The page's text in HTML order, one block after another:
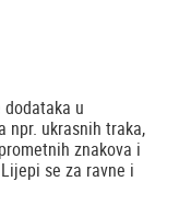
u
npr. ukrasnih traka,
znakova i
se za ravne i